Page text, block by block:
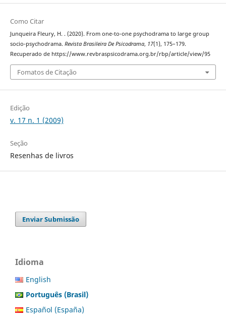
Como Citar
Junqueira Fleury, H. . (2020). From one-to-one psychodrama to large group
socio-psychodrama. Revista Brasileira De Psicodrama, 17(1), 175–179.
Recuperado de https://www.revbraspsicodrama.org.br/rbp/article/view/95
Fomatos de Citação
Edição
v. 17 n. 1 (2009)
Seção
Resenhas de livros
Enviar Submissão
Idioma
English
Português (Brasil)
Español (España)